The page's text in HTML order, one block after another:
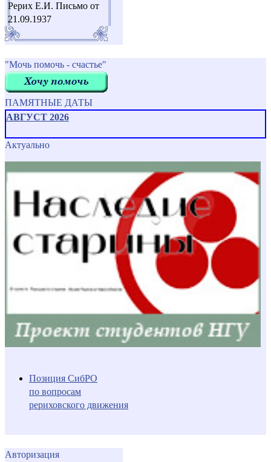
Рерих Е.И. Письмо от
21.09.1937
"Мочь помочь - счастье"
ПАМЯТНЫЕ ДАТЫ
АВГУСТ 2026
Актуально
Позиция СибРО
по вопросам
рериховского движения
Авторизация